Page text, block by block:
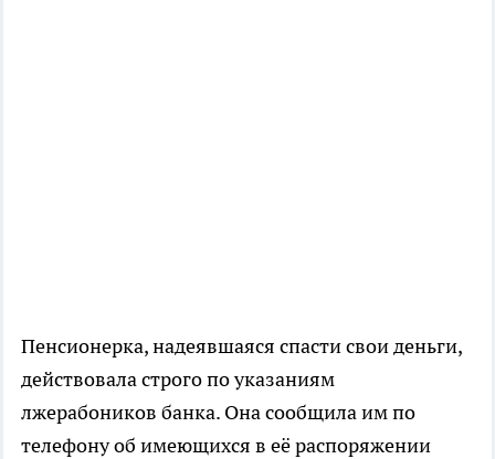
Пенсионерка, надеявшаяся спасти свои деньги,
действовала строго по указаниям
лжерабоников банка. Она сообщила им по
телефону об имеющихся в её распоряжении